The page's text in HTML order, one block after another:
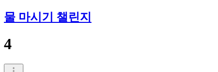
물 마시기 챌린지
4